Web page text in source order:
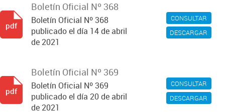
CONSULTAR
DESCARGAR
Boletín Oficial Nº 368
Boletín Oficial Nº 368
publicado el día 14 de abril
de 2021
pdf
CONSULTAR
DESCARGAR
Boletín Oficial Nº 369
Boletín Oficial Nº 369
publicado el día 20 de abril
de 2021
pdf